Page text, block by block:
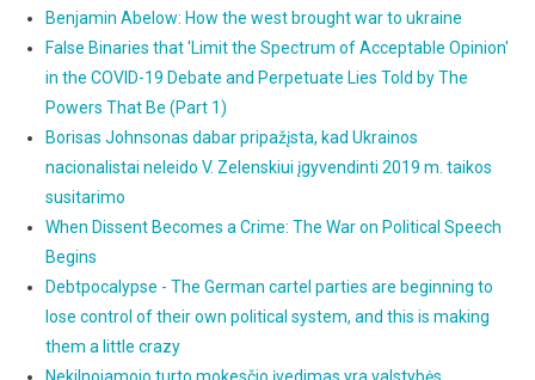
Benjamin Abelow: How the west brought war to ukraine
False Binaries that 'Limit the Spectrum of Acceptable Opinion'
in the COVID-19 Debate and Perpetuate Lies Told by The
Powers That Be (Part 1)
Borisas Johnsonas dabar pripažįsta, kad Ukrainos
nacionalistai neleido V. Zelenskiui įgyvendinti 2019 m. taikos
susitarimo
When Dissent Becomes a Crime: The War on Political Speech
Begins
Debtpocalypse - The German cartel parties are beginning to
lose control of their own political system, and this is making
them a little crazy